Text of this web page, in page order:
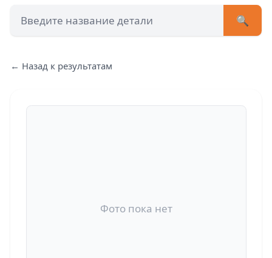
🔍
← Назад к результатам
Фото пока нет